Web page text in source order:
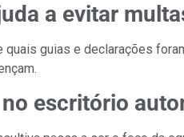
a evitar
guias e declarações
escritório